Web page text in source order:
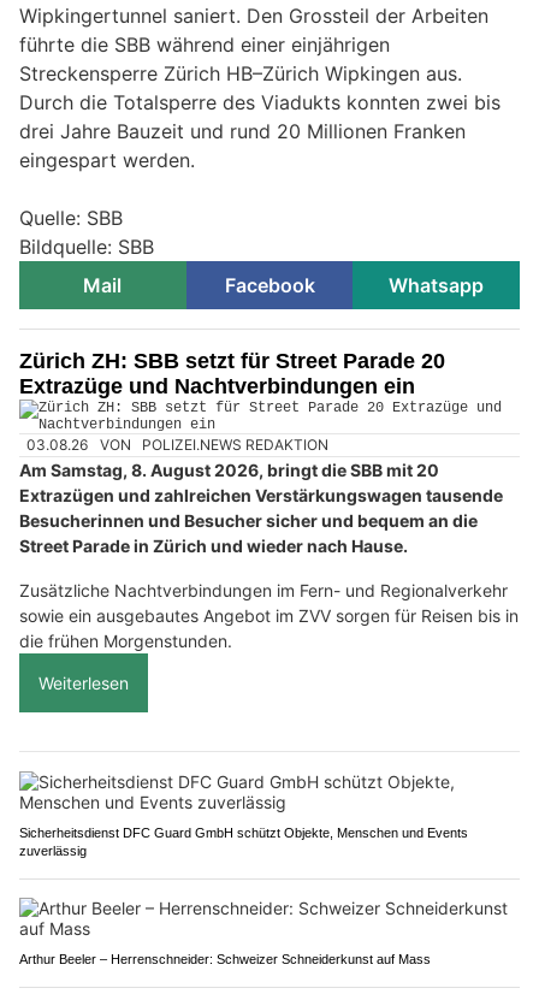
Wipkingertunnel saniert. Den Grossteil der Arbeiten
führte die SBB während einer einjährigen
Streckensperre Zürich HB–Zürich Wipkingen aus.
Durch die Totalsperre des Viadukts konnten zwei bis
drei Jahre Bauzeit und rund 20 Millionen Franken
eingespart werden.
Quelle: SBB
Bildquelle: SBB
Mail
Facebook Whatsapp
Zürich ZH: SBB setzt für Street Parade 20
Extrazüge und Nachtverbindungen ein
03.08.26 VON POLIZEI.NEWS REDAKTION
Am Samstag, 8. August 2026, bringt die SBB mit 20
Extrazügen und zahlreichen Verstärkungswagen tausende
Besucherinnen und Besucher sicher und bequem an die
Street Parade in Zürich und wieder nach Hause.
Zusätzliche Nachtverbindungen im Fern- und Regionalverkehr
sowie ein ausgebautes Angebot im ZVV sorgen für Reisen bis in
die frühen Morgenstunden.
Weiterlesen
Sicherheitsdienst DFC Guard GmbH schützt Objekte, Menschen und Events
zuverlässig
Arthur Beeler – Herrenschneider: Schweizer Schneiderkunst auf Mass